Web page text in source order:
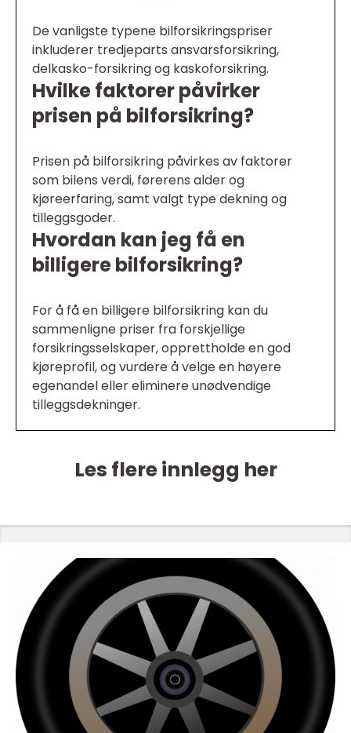
De vanligste typene bilforsikringspriser
inkluderer tredjeparts ansvarsforsikring,
delkasko-forsikring og kaskoforsikring.
Hvilke faktorer påvirker
prisen på bilforsikring?
Prisen på bilforsikring påvirkes av faktorer
som bilens verdi, førerens alder og
kjøreerfaring, samt valgt type dekning og
tilleggsgoder.
Hvordan kan jeg få en
billigere bilforsikring?
For å få en billigere bilforsikring kan du
sammenligne priser fra forskjellige
forsikringsselskaper, opprettholde en god
kjøreprofil, og vurdere å velge en høyere
egenandel eller eliminere unødvendige
tilleggsdekninger.
Les flere innlegg her